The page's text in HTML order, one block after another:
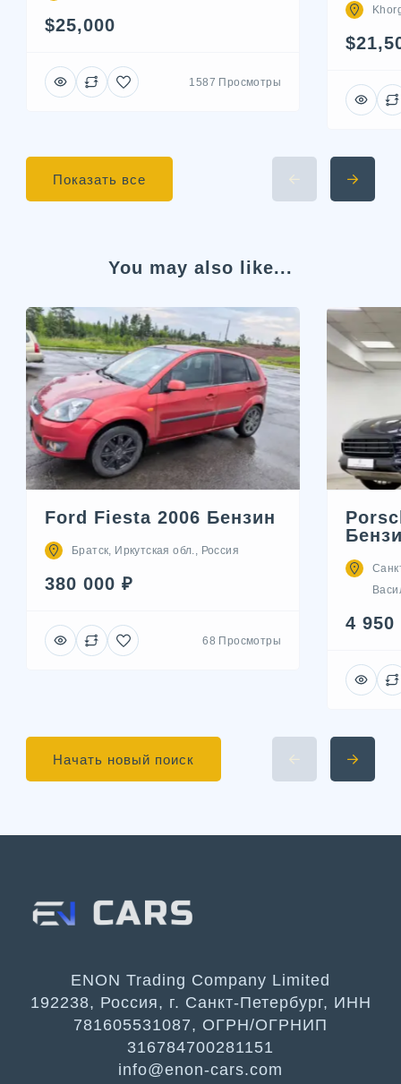
$25,000
1587 Просмотры
Показать все
You may also like...
Ford Fiesta 2006 Бензин
Братск, Иркутская обл., Россия
380 000 ₽
68 Просмотры
4 950
Начать новый поиск
ENON Trading Company Limited
192238, Россия, г. Санкт-Петербург, ИНН
781605531087, ОГРН/ОГРНИП
316784700281151
info@enon-cars.com